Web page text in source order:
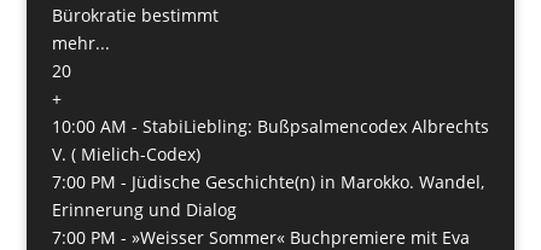
Bürokratie bestimmt
mehr...
20
+
10:00 AM - StabiLiebling: Bußpsalmencodex Albrechts
V. ( Mielich-Codex)
7:00 PM - Jüdische Geschichte(n) in Marokko. Wandel,
Erinnerung und Dialog
7:00 PM - »Weisser Sommer« Buchpremiere mit Eva